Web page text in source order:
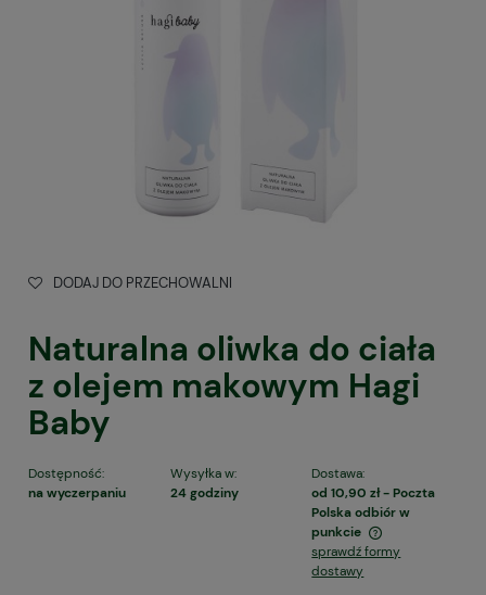
DODAJ DO PRZECHOWALNI
Naturalna oliwka do ciała
z olejem makowym Hagi
Baby
Dostępność:
na wyczerpaniu
Wysyłka w:
24 godziny
Dostawa:
od 10,90 zł- Poczta
Polska odbiór w
punkcie
Cena nie zawiera ewentualnych kosztów płatności
sprawdź formy
dostawy